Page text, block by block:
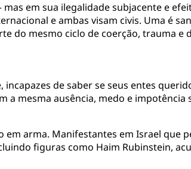
em sua ilegalidade subjacente e
e ambas visam civis. Uma é
do mesmo ciclo de coerção, trauma e
de saber se seus entes
a mesma ausência, medo e impotência
arma. Manifestantes em Israel que
figuras como Haim Rubinstein,